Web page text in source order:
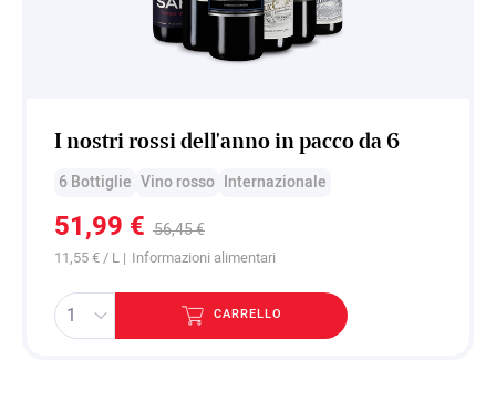
I nostri rossi dell'anno in pacco da 6
6 Bottiglie Vino rosso Internazionale
51,99 € 56,45 €
11,55 € / L | Informazioni alimentari
CARRELLO